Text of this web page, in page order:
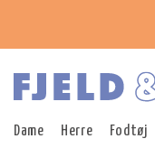
Dame Herre Fodtøj